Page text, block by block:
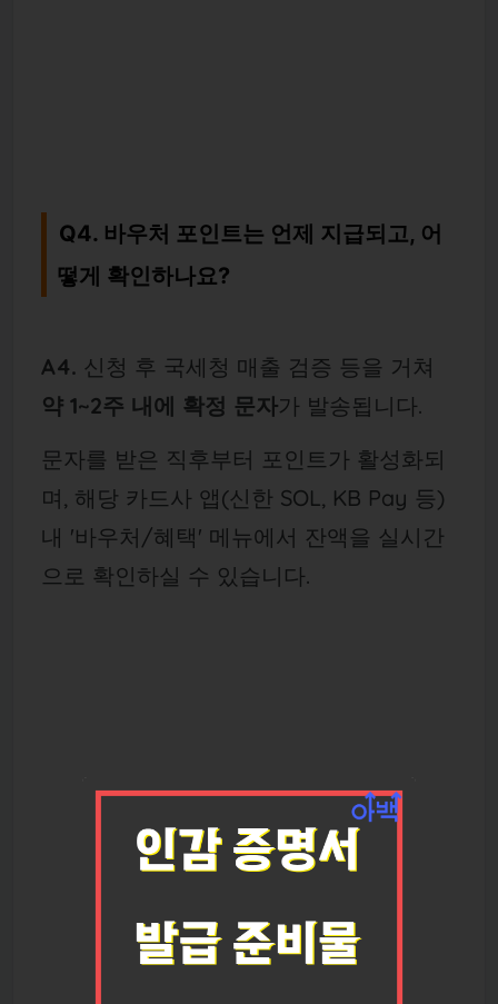
Q4. 바우처 포인트는 언제 지급되고, 어
떻게 확인하나요?
A4. 신청 후 국세청 매출 검증 등을 거쳐
약 1~2주 내에 확정 문자가 발송됩니다.
문자를 받은 직후부터 포인트가 활성화되
며, 해당 카드사 앱(신한 SOL, KB Pay 등)
내 '바우처/혜택' 메뉴에서 잔액을 실시간
으로 확인하실 수 있습니다.